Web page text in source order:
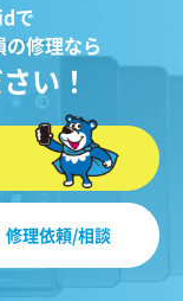
することがあ
たサービス
閲覧したペー
ーワード、利
帯端末を通じ
態、利用に
す）、IPア
、端末の個体
場合、その
的として、
利用目的や
合致する状
りません。
状態・状況に
があります
様の修理依
の事情によ
たは合理的
で
修理なら
い！
修理依頼/相談